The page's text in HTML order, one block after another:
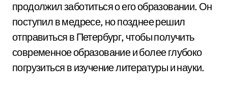
продолжил заботиться о его образовании. Он
поступил в медресе, но позднее решил
отправиться в Петербург, чтобы получить
современное образование и более глубоко
погрузиться в изучение литературы и науки.